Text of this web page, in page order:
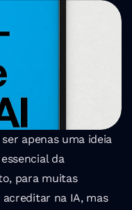
apenas uma ideia
da
para muitas
na IA, mas